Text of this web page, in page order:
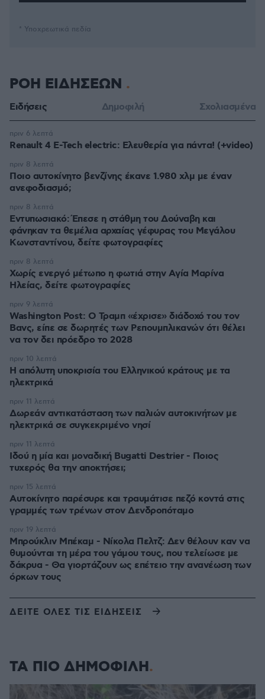
* Υποχρεωτικά πεδία
ΡΟΗ ΕΙΔΗΣΕΩΝ
Ειδήσεις Δημοφιλή Σχολιασμένα
Renault 4 E-Tech electric: Ελευθερία για πάντα! (+video)
πριν 6 λεπτά
Ποιο αυτοκίνητο βενζίνης έκανε 1.980 χλμ με έναν
ανεφοδιασμό;
πριν 8 λεπτά
Εντυπωσιακό: Έπεσε η στάθμη του Δούναβη και
φάνηκαν τα θεμέλια αρχαίας γέφυρας του Μεγάλου
Κωνσταντίνου, δείτε φωτογραφίες
πριν 8 λεπτά
Χωρίς ενεργό μέτωπο η φωτιά στην Aγία Μαρίνα
Ηλείας, δείτε φωτογραφίες
πριν 8 λεπτά
Washington Post: Ο Τραμπ «έχρισε» διάδοχό του τον
Βανς, είπε σε δωρητές των Ρεπουμπλικανών ότι θέλει
να τον δει πρόεδρο το 2028
πριν 9 λεπτά
Η απόλυτη υποκρισία του Ελληνικού κράτους με τα
ηλεκτρικά
πριν 10 λεπτά
Δωρεάν αντικατάσταση των παλιών αυτοκινήτων με
ηλεκτρικά σε συγκεκριμένο νησί
πριν 11 λεπτά
Ιδού η μία και μοναδική Bugatti Destrier - Ποιος
τυχερός θα την αποκτήσει;
πριν 11 λεπτά
Αυτοκίνητο παρέσυρε και τραυμάτισε πεζό κοντά στις
γραμμές των τρένων στον Δενδροπόταμο
πριν 15 λεπτά
Μπρούκλιν Μπέκαμ - Νίκολα Πελτζ: Δεν θέλουν καν να
θυμούνται τη μέρα του γάμου τους, που τελείωσε με
δάκρυα - Θα γιορτάζουν ως επέτειο την ανανέωση των
όρκων τους
πριν 19 λεπτά
ΔΕΙΤΕ ΟΛΕΣ ΤΙΣ ΕΙΔΗΣΕΙΣ
ΤΑ ΠΙΟ ΔΗΜΟΦΙΛΗ